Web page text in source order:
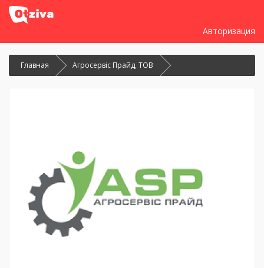
Авторизация
Главная Агросервіс Прайд, ТОВ